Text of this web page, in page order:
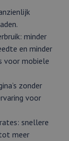
minder
en minder
voor mobiele
zonder
voor
snellere
meer